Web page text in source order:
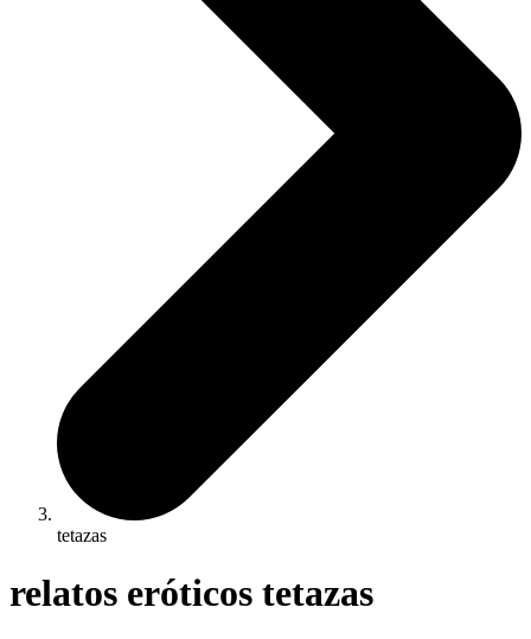
tetazas
relatos eróticos tetazas